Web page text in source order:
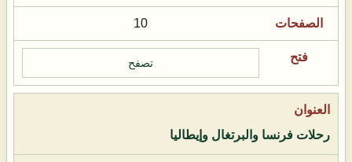
10
تصفح
رحلات فرنسا والبرتغال وإيطاليا